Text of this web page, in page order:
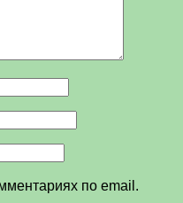
по email.